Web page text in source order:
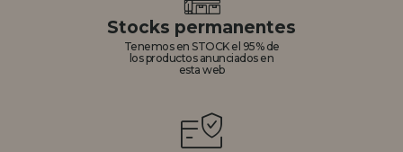
Stocks permanentes
Tenemos en STOCK el 95% de
los productos anunciados en
esta web